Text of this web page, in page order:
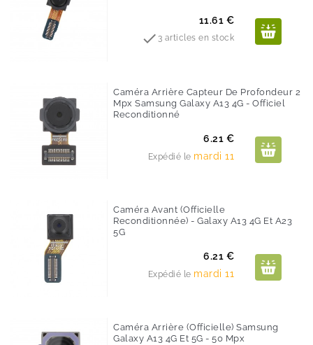
Prix
11.61 €
 3 articles en stock
Caméra Arrière Capteur De Profondeur 2
Mpx Samsung Galaxy A13 4G - Officiel
Reconditionné
Prix
6.21 €
Expédié le mardi 11
Caméra Avant (Officielle
Reconditionnée) - Galaxy A13 4G Et A23
5G
Prix
6.21 €
Expédié le mardi 11
Caméra Arrière (Officielle) Samsung
Galaxy A13 4G Et 5G - 50 Mpx